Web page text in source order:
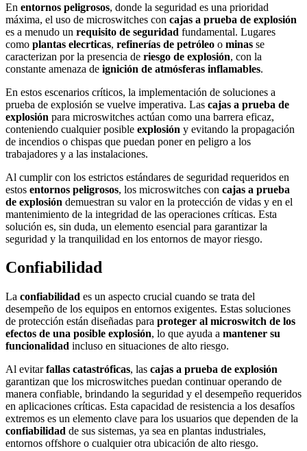
En entornos peligrosos, donde la seguridad es una prioridad
máxima, el uso de microswitches con cajas a prueba de explosión
es a menudo un requisito de seguridad fundamental. Lugares
como plantas elecrticas, refinerías de petróleo o minas se
caracterizan por la presencia de riesgo de explosión, con la
constante amenaza de ignición de atmósferas inflamables.
En estos escenarios críticos, la implementación de soluciones a
prueba de explosión se vuelve imperativa. Las cajas a prueba de
explosión para microswitches actúan como una barrera eficaz,
conteniendo cualquier posible explosión y evitando la propagación
de incendios o chispas que puedan poner en peligro a los
trabajadores y a las instalaciones.
Al cumplir con los estrictos estándares de seguridad requeridos en
estos entornos peligrosos, los microswitches con cajas a prueba
de explosión demuestran su valor en la protección de vidas y en el
mantenimiento de la integridad de las operaciones críticas. Esta
solución es, sin duda, un elemento esencial para garantizar la
seguridad y la tranquilidad en los entornos de mayor riesgo.
Confiabilidad
La confiabilidad es un aspecto crucial cuando se trata del
desempeño de los equipos en entornos exigentes. Estas soluciones
de protección están diseñadas para proteger al microswitch de los
efectos de una posible explosión, lo que ayuda a mantener su
funcionalidad incluso en situaciones de alto riesgo.
Al evitarfallas catastróficas, las cajas a prueba de explosión
garantizan que los microswitches puedan continuar operando de
manera confiable, brindando la seguridad y el desempeño requeridos
en aplicaciones críticas. Esta capacidad de resistencia a los desafíos
extremos es un elemento clave para los usuarios que dependen de la
confiabilidad de sus sistemas, ya sea en plantas industriales,
entornos offshore o cualquier otra ubicación de alto riesgo.